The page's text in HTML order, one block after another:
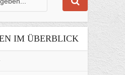
IM ÜBERBLICK